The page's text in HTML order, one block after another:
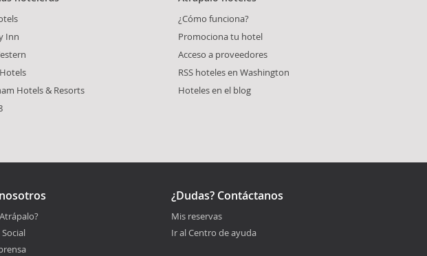
Inn
Hotels & Resorts
¿Cómo funciona?
Promociona tu hotel
Acceso a proveedores
RSS hoteles en Washington
Hoteles en el blog
¿Dudas? Contáctanos
Mis reservas
Ir al Centro de ayuda